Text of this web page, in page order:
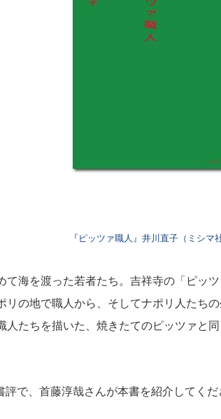
『ピッツァ職人』井川直子（ミシマ社
て海を渡った若者たち。吉祥寺の「ピッ
リの地で職人から、そしてナポリ人たち
人たちを描いた、焼きたてのピッツァと
で、首藤淳哉さんが本書を紹介してくだ